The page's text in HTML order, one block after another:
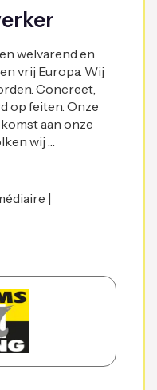
welvarend en
vrij Europa. Wij
Concreet,
op feiten. Onze
aan onze
wij …
|